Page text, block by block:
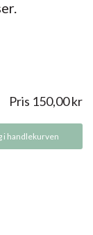
Pris 150,00kr
i handlekurven